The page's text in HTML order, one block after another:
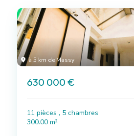
à 5 km de Massy
630 000 €
11 pièces , 5 chambres
300.00 m²